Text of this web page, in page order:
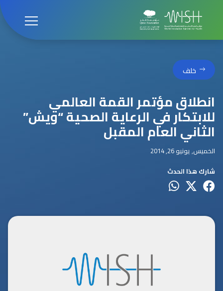
خلف
انطلاق مؤتمر القمة العالمي
للابتكار في الرعاية الصحية “ويش”
الثاني العام المقبل
الخميس, يونيو 26, 2014
شارك هذا الحدث